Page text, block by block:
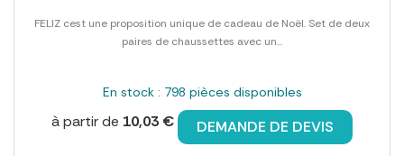
FELIZ cest une proposition unique de cadeau de Noël. Set de deux
paires de chaussettes avec un...
En stock : 798 pièces disponibles
à partir de 10,03 € DEMANDE DE DEVIS